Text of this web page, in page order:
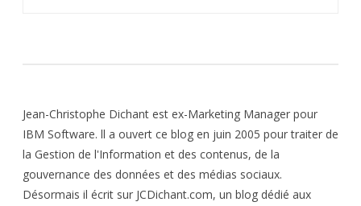
Jean-Christophe Dichant est ex-Marketing Manager pour
IBM Software. ll a ouvert ce blog en juin 2005 pour traiter de
la Gestion de l'Information et des contenus, de la
gouvernance des données et des médias sociaux.
Désormais il écrit sur JCDichant.com, un blog dédié aux